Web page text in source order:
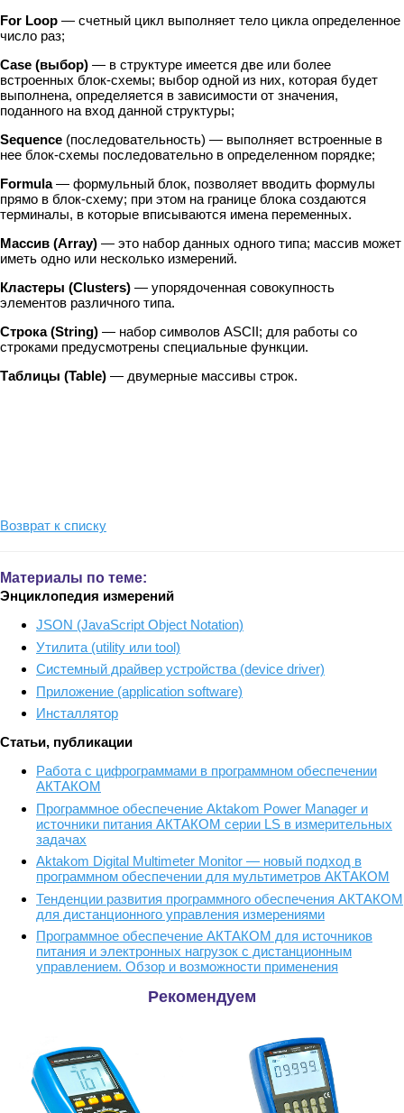
For Loop — счетный цикл выполняет тело цикла определенное
число раз;
Case (выбор) — в структуре имеется две или более
встроенных блок-схемы; выбор одной из них, которая будет
выполнена, определяется в зависимости от значения,
поданного на вход данной структуры;
Sequence (последовательность) — выполняет встроенные в
нее блок-схемы последовательно в определенном порядке;
Formula— формульный блок, позволяет вводить формулы
прямо в блок-схему; при этом на границе блока создаются
терминалы, в которые вписываются имена переменных.
Массив (Array) — это набор данных одного типа; массив может
иметь одно или несколько измерений.
Кластеры (Clusters) — упорядоченная совокупность
элементов различного типа.
Строка (String) — набор символов ASCII; для работы со
строками предусмотрены специальные функции.
Таблицы (Table) — двумерные массивы строк.
Возврат к списку
Материалы по теме:
Энциклопедия измерений
JSON (JavaScript Object Notation)
Утилита (utility или tool)
Системный драйвер устройства (device driver)
Приложение (application software)
Инсталлятор
Статьи, публикации
Работа с цифрограммами в программном обеспечении
АКТАКОМ
Программное обеспечение Aktakom Power Manager и
источники питания АКТАКОМ серии LS в измерительных
задачах
Aktakom Digital Multimeter Monitor — новый подход в
программном обеспечении для мультиметров АКТАКОМ
Тенденции развития программного обеспечения АКТАКОМ
для дистанционного управления измерениями
Программное обеспечение АКТАКОМ для источников
питания и электронных нагрузок с дистанционным
управлением. Обзор и возможности применения
Рекомендуем